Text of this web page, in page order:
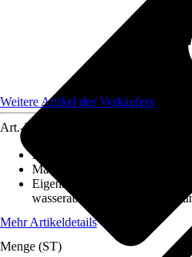
Weitere Artikel des Verkäufers
Art.-Nr.
Maße (LxBxS)
Material
Aluminium,
Eigenschaft
Kratzfest,
wasserabweisender
Mehr Artikeldetails
Menge (ST)